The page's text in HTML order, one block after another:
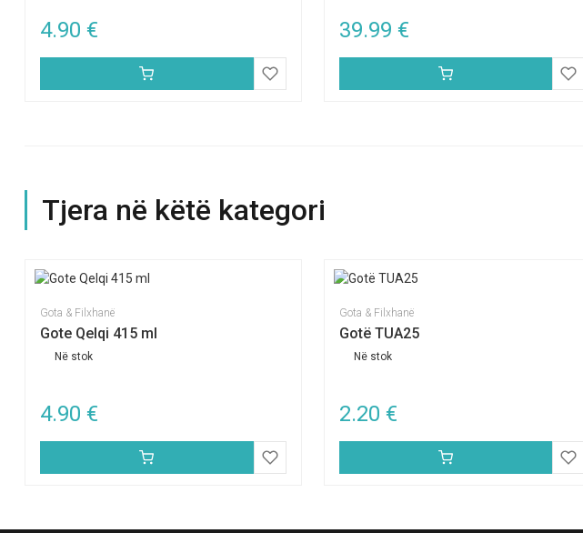
4.90 € 39.99 €
Tjera në këtë kategori
Gota & Filxhanë
Gote Qelqi 415 ml
Në stok
4.90 €
Gota & Filxhanë
Gotë TUA25
Në stok
2.20 €